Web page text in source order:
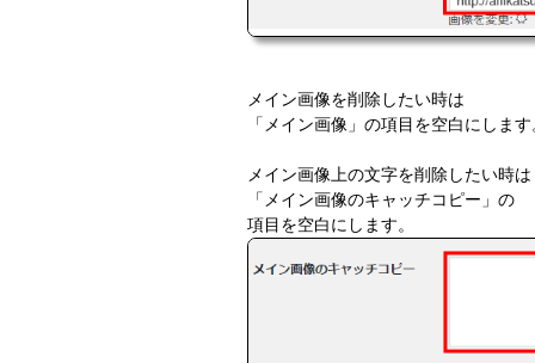
メイン画像を削除したい時は
「メイン画像」の項目を空白にします
メイン画像上の文字を削除したい時は
「メイン画像のキャッチコピー」の
項目を空白にします。